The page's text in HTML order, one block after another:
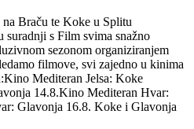
Braču te Koke u Splitu
s Film svima snažno
sezonom organiziranjem
filmove, svi zajedno u kinima
Mediteran Jelsa: Koke
14.8.Kino Mediteran Hvar:
Glavonja 16.8. Koke i Glavonja